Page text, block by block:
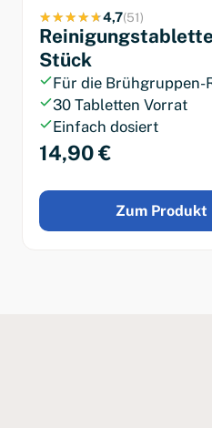
4,7(51)
Stück
Für die Brühgruppen-
30 Tabletten Vorrat
Einfach dosiert
14,90 €
Zum Produkt